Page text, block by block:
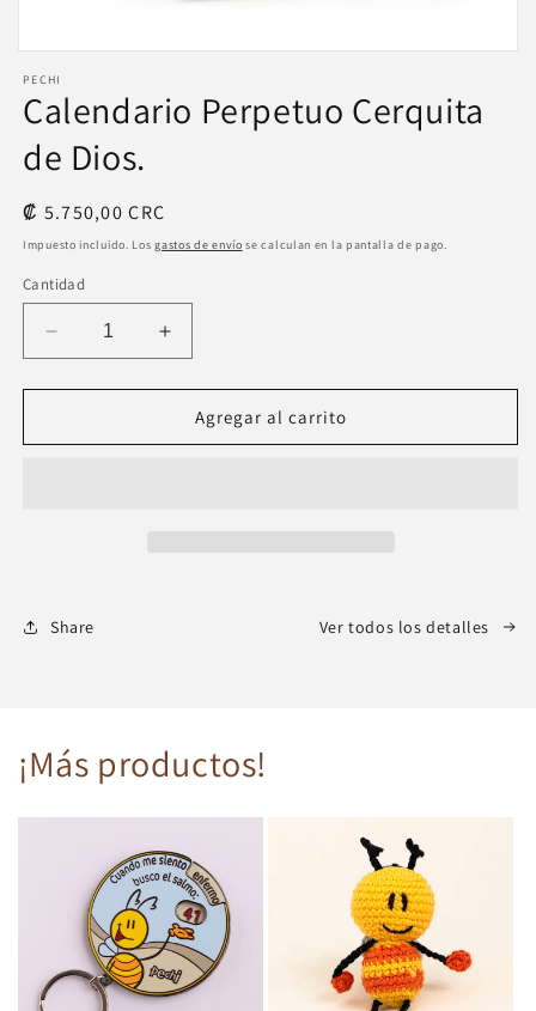
elemento
multimedia
1
en
una
ventana
PECHI
Calendario Perpetuo Cerquita
de Dios.
Precio
habitual
₡ 5.750,00 CRC
Impuesto incluido. Losgastos de envío se calculan en la pantalla de pago.
Cantidad
Reducir
cantidad
para
Perpetuo
Aumentar
cantidad
para
Calendario
Perpetuo
Agregar al carrito
Share Ver todos los detalles
¡Más productos!